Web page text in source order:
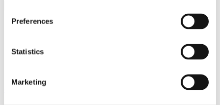
Preferences
Statistics
Marketing